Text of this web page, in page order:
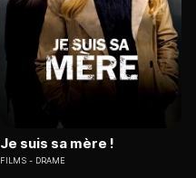
Je suis sa mère !
FILMS DRAME